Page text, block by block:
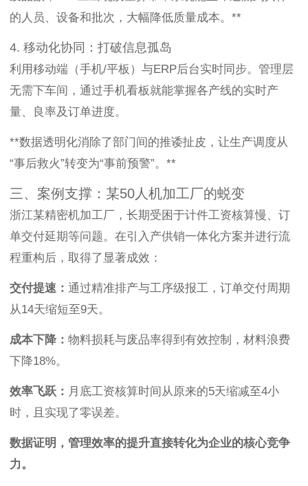
的人员、设备和批次，大幅降低质量成本。**
4. 移动化协同：打破信息孤岛
利用移动端（手机/平板）与ERP后台实时同步。管理层
无需下车间，通过手机看板就能掌握各产线的实时产
量、良率及订单进度。
**数据透明化消除了部门间的推诿扯皮，让生产调度从
“事后救火”转变为“事前预警”。**
三、案例支撑：某50人机加工厂的蜕变
浙江某精密机加工厂，长期受困于计件工资核算慢、订
单交付延期等问题。在引入产供销一体化方案并进行流
程重构后，取得了显著成效：
交付提速： 通过精准排产与工序级报工，订单交付周期
从14天缩短至9天。
成本下降： 物料损耗与废品率得到有效控制，材料浪费
下降18%。
效率飞跃： 月底工资核算时间从原来的5天缩减至4小
时，且实现了零误差。
数据证明，管理效率的提升直接转化为企业的核心竞争
力。